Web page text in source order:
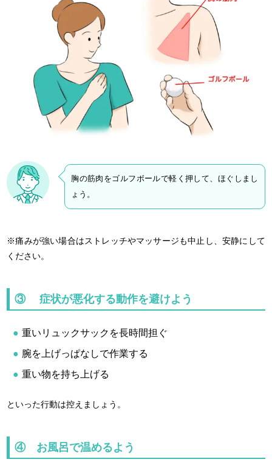
胸の筋肉をゴルフボールで軽く押して、ほぐしまし
ょう。
※痛みが強い場合はストレッチやマッサージも中止し、安静にして
ください。
③ 症状が悪化する動作を避けよう
重いリュックサックを長時間担ぐ
腕を上げっぱなしで作業する
重い物を持ち上げる
といった行動は控えましょう。
④ お風呂で温めるよう